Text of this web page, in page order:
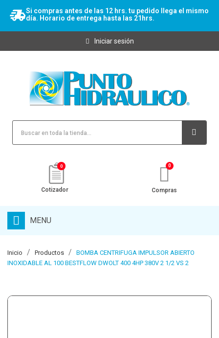
Si compras antes de las 12 hrs. tu pedido llega el mismo
día. Horario de entrega hasta las 21hrs.
Iniciar sesión
0
Cotizador Compras
MENU
Inicio Productos
BOMBA CENTRIFUGA IMPULSOR ABIERTO
INOXIDABLE AL 100 BESTFLOW DWOLT 400 4HP 380V 2 1/2 VS 2